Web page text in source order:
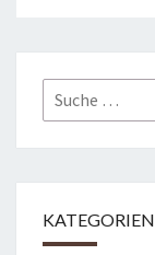
Suche
nach:
KATEGORIEN